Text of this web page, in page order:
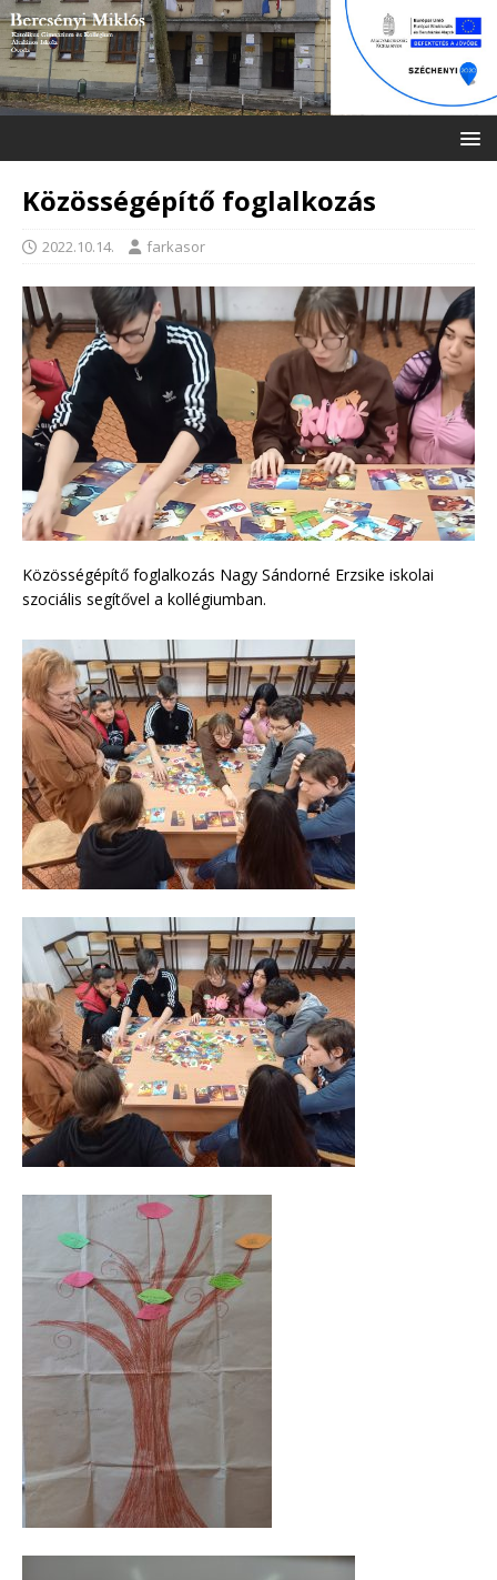
Közösségépítő foglalkozás
2022.10.14. farkasor
Közösségépítő foglalkozás Nagy Sándorné Erzsike iskolai
szociális segítővel a kollégiumban.